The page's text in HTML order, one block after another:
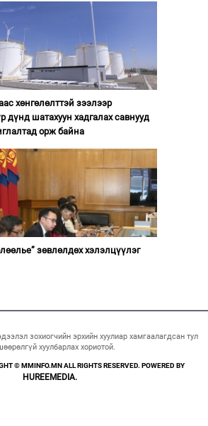
хөнгөлөлттэй зээлээр
дүнд шатахуун хадгалах савнууд
орж байна
зөвлөлдөх хэлэлцүүлэг
зохиогчийн эрхийн хуулиар хамгаалагдсан тул
хуулбарлах хориотой.
© MMINFO.MN ALL RIGHTS RESERVED. POWERED BY
HUREEMEDIA.